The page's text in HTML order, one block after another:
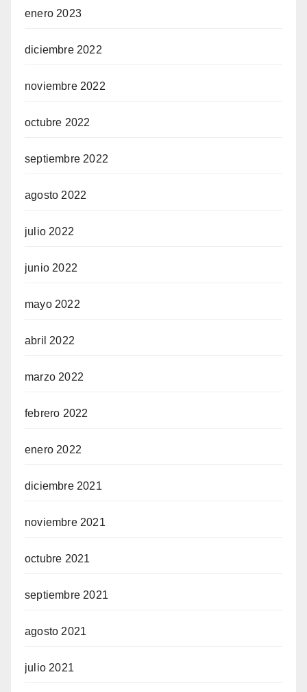
enero 2023
diciembre 2022
noviembre 2022
octubre 2022
septiembre 2022
agosto 2022
julio 2022
junio 2022
mayo 2022
abril 2022
marzo 2022
febrero 2022
enero 2022
diciembre 2021
noviembre 2021
octubre 2021
septiembre 2021
agosto 2021
julio 2021